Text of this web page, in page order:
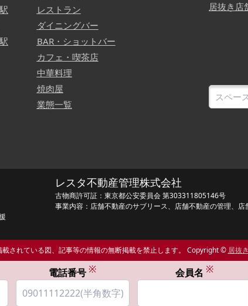
レストラン
ダイニングバー
BAR・ショットバー
カフェ・喫茶店
中華料理
焼肉屋
業態一覧
居抜き店
レスタ不動産管理株式会社
古物商許可証：東京都公安委員会 第303311805146号
事業内容：店舗不動産のサブリース、店舗不動産の管理、店
載されている図、記事等の情報の無断掲載を禁止します。 Copyright © 居抜
電話番号 ※ 会員名 ※